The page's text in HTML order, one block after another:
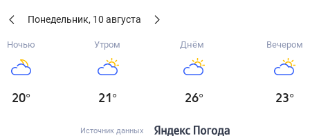
Понедельник, 10 августа
Ночью
20°
Утром
21 °
Днём
26°
Вечером
23°
Источник данных